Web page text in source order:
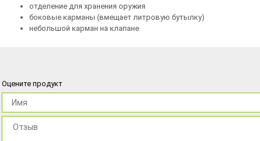
отделение для хранения оружия
боковые карманы (вмещает литровую бутылку)
небольшой карман на клапане
Оцените продукт